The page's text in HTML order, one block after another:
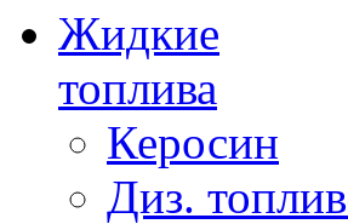
Жидкие
топлива
Керосин
Диз.